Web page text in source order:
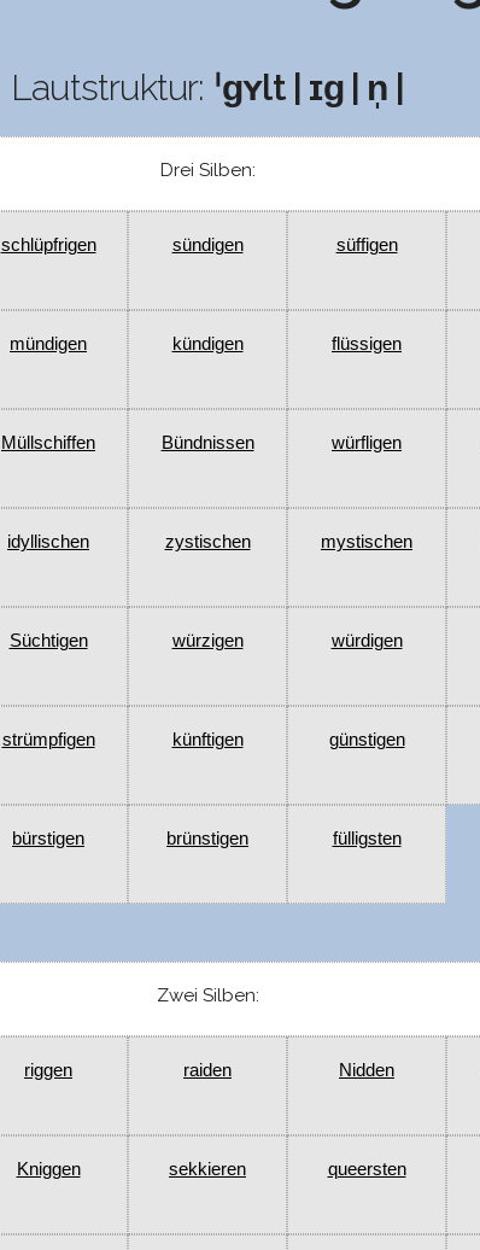
Lautstruktur: ˈɡʏlt | ɪɡ | n̩ |
Drei Silben:
schlüpfrigen sündigen süffigen
mündigen kündigen flüssigen
Müllschiffen Bündnissen würfligen
idyllischen zystischen mystischen
Süchtigen würzigen würdigen
strümpfigen künftigen günstigen
bürstigen brünstigen fülligsten
Zwei Silben:
riggen raiden Nidden
Kniggen sekkieren queersten